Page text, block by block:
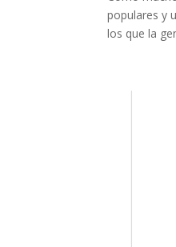
populares y
los que la